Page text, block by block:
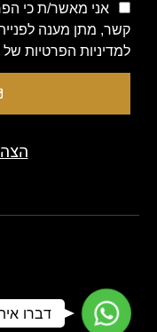
אני מאשר/ת כי
קשר, מתן מענה
למדיניות הפרטיות
Designed by beauty-
WhatsApp
דברו